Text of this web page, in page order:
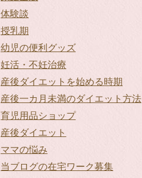
体験談
授乳期
幼児の便利グッズ
妊活・不妊治療
産後ダイエットを始める時期
産後一カ月未満のダイエット方法
育児用品ショップ
産後ダイエット
ママの悩み
当ブログの在宅ワーク募集